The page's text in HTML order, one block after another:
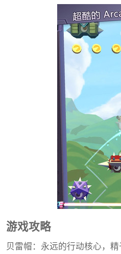
游戏攻略
贝雷帽：永远的行动核心，